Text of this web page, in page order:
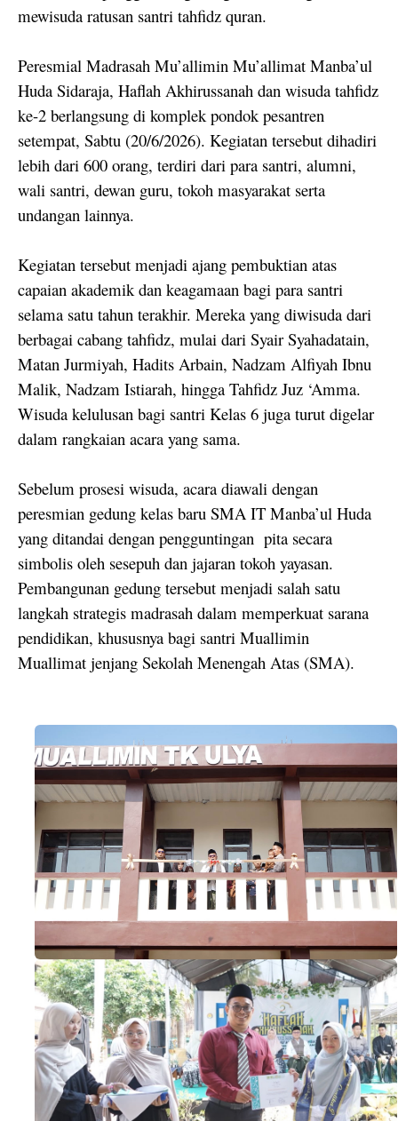
mewisuda ratusan santri tahfidz quran.
Peresmial Madrasah Mu’allimin Mu’allimat Manba’ul
Huda Sidaraja, Haflah Akhirussanah dan wisuda tahfidz
ke-2 berlangsung di komplek pondok pesantren
setempat, Sabtu (20/6/2026). Kegiatan tersebut dihadiri
lebih dari 600 orang, terdiri dari para santri, alumni,
wali santri, dewan guru, tokoh masyarakat serta
undangan lainnya.
Kegiatan tersebut menjadi ajang pembuktian atas
capaian akademik dan keagamaan bagi para santri
selama satu tahun terakhir. Mereka yang diwisuda dari
berbagai cabang tahfidz, mulai dari Syair Syahadatain,
Matan Jurmiyah, Hadits Arbain, Nadzam Alfiyah Ibnu
Malik, Nadzam Istiarah, hingga Tahfidz Juz ‘Amma.
Wisuda kelulusan bagi santri Kelas 6 juga turut digelar
dalam rangkaian acara yang sama.
Sebelum prosesi wisuda, acara diawali dengan
peresmian gedung kelas baru SMA IT Manba’ul Huda
yang ditandai dengan pengguntingan pita secara
simbolis oleh sesepuh dan jajaran tokoh yayasan.
Pembangunan gedung tersebut menjadi salah satu
langkah strategis madrasah dalam memperkuat sarana
pendidikan, khususnya bagi santri Muallimin
Muallimat jenjang Sekolah Menengah Atas (SMA).